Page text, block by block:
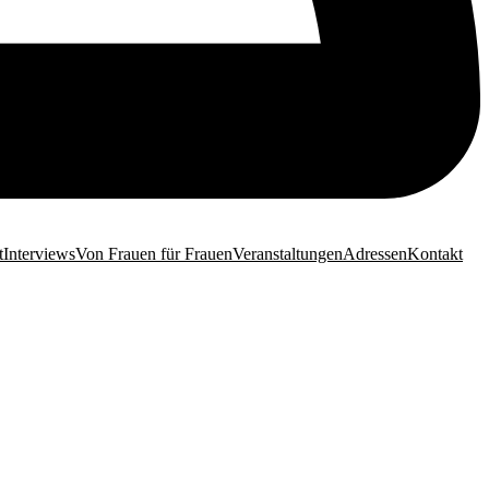
InterviewsVon Frauen für FrauenVeranstaltungenAdressenKontakt